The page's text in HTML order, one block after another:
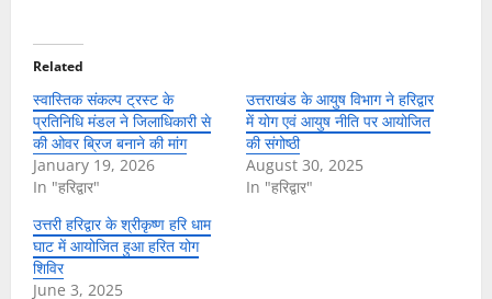
Related
स्वास्तिक संकल्प ट्रस्ट के
प्रतिनिधि मंडल ने जिलाधिकारी से
की ओवर ब्रिज बनाने की मांग
January 19, 2026
In "हरिद्वार"
उत्तराखंड के आयुष विभाग ने हरिद्वार
में योग एवं आयुष नीति पर आयोजित
की संगोष्ठी
August 30, 2025
In "हरिद्वार"
उत्तरी हरिद्वार के श्रीकृष्ण हरि धाम
घाट में आयोजित हुआ हरित योग
शिविर
June 3, 2025